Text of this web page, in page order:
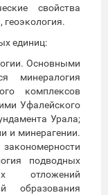
свойства
геоэкология.
единиц:
Основными
минералогия
комплексов
Уфалейского
Урала;
и минерагении.
подводных
отложений
образования